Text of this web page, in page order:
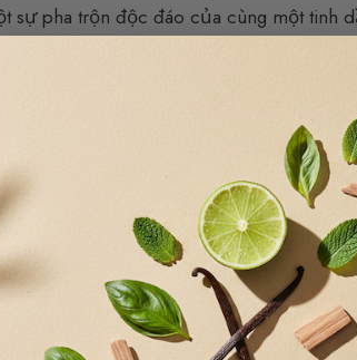
sự pha trộn độc đáo của cùng một tinh
của con dấu khứu giác.
thu được sau quá trình chuẩn bị (cân
Chế Sáng Tạo thiết lập). Các chất
eau de toilette, v.v.
được sau khi chiết xuất bằng dung
hồng, v.v.
điệp khứu giác để lại phía sau.